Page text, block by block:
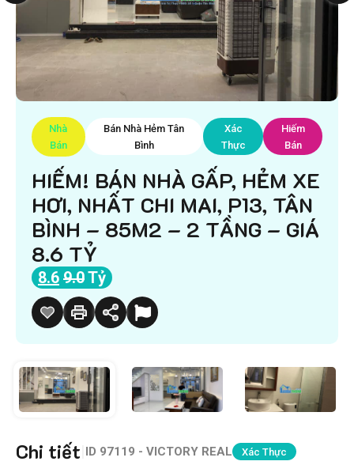
Nhà
Bán
Bán Nhà Hẻm Tân
Bình
Xác
Thực
Hiếm
Bán
HIẾM! BÁN NHÀ GẤP, HẺM XE
HƠI, NHẤT CHI MAI, P13, TÂN
BÌNH – 85M2 – 2 TẦNG – GIÁ
8.6 TỶ
8.6 9.0Tỷ
Chi tiết ID 97119 - VICTORY REAL Xác Thực